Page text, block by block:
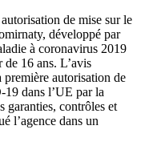
de mise sur le
développé par
à coronavirus 2019
16 ans. L’avis
autorisation de
dans l’UE par la
garanties, contrôles et
l’agence dans un